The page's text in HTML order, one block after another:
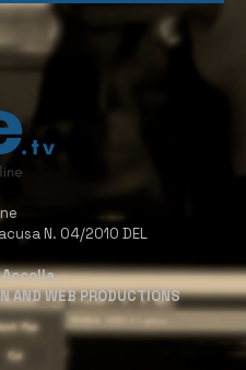
N. 04/2010 DEL
AND WEB PRODUCTIONS